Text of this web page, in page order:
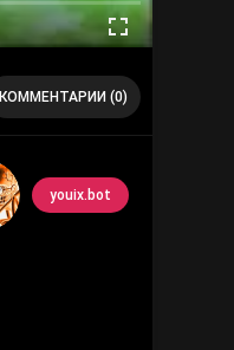
КОММЕНТАРИИ (0)
youix.bot